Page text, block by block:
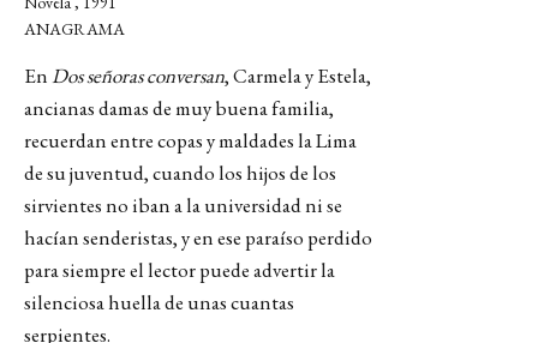
ANAGRAMA
EnDos señoras conversan, Carmela y Estela,
ancianas damas de muy buena familia,
recuerdan entre copas y maldades la Lima
de su juventud, cuando los hijos de los
sirvientes no iban a la universidad ni se
hacían senderistas, y en ese paraíso perdido
para siempre el lector puede advertir la
silenciosa huella de unas cuantas
serpientes.